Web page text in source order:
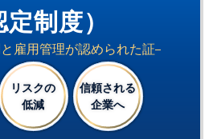
定制度）
雇用管理が認められた証
リスクの
低減
信頼される
企業へ